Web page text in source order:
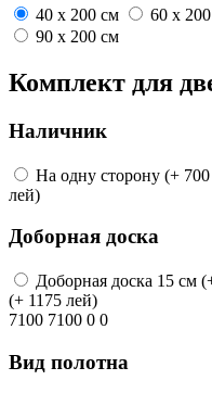
40 x 200 см 60 x
90 x 200 см
Комплект для
Наличник
На одну сторону (+
лей)
Доборная доска
Доборная доска 15 см
(+ 1175 лей)
7100 7100 0 0
Вид полотна